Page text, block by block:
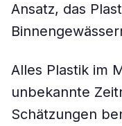
Ansatz, das
Alles Plastik im
unbekannte
Schätzungen